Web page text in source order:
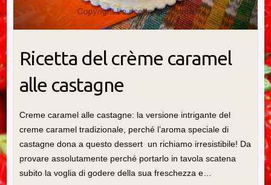
Ricetta del crème caramel
alle castagne
Creme caramel alle castagne: la versione intrigante del
creme caramel tradizionale, perché l’aroma speciale di
castagne dona a questo dessert un richiamo irresistibile! Da
provare assolutamente perché portarlo in tavola scatena
subito la voglia di godere della sua freschezza e…